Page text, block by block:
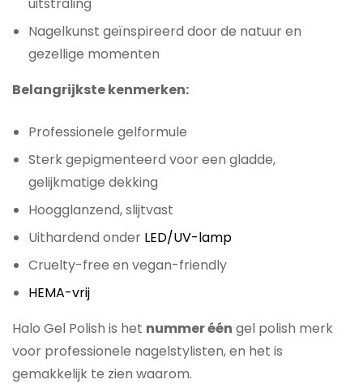
Nagelkunst geïnspireerd door de natuur en
gezellige momenten
Belangrijkste kenmerken:
Professionele gelformule
Sterk gepigmenteerd voor een gladde,
gelijkmatige dekking
Hoogglanzend, slijtvast
Uithardend onder LED/UV-lamp
Cruelty-free en vegan-friendly
HEMA-vrij
Halo Gel Polish is het nummer één gel polish merk
voor professionele nagelstylisten, en het is
gemakkelijk te zien waarom.